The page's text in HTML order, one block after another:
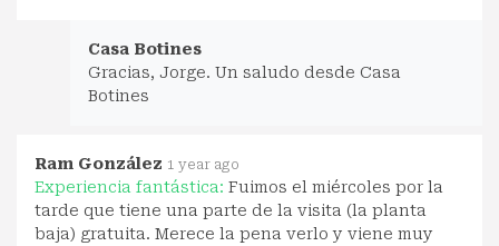
Casa Botines
Gracias, Jorge. Un saludo desde Casa
Botines
Ram González 1 year ago
Experiencia fantástica: Fuimos el miércoles por la
tarde que tiene una parte de la visita (la planta
baja) gratuita. Merece la pena verlo y viene muy